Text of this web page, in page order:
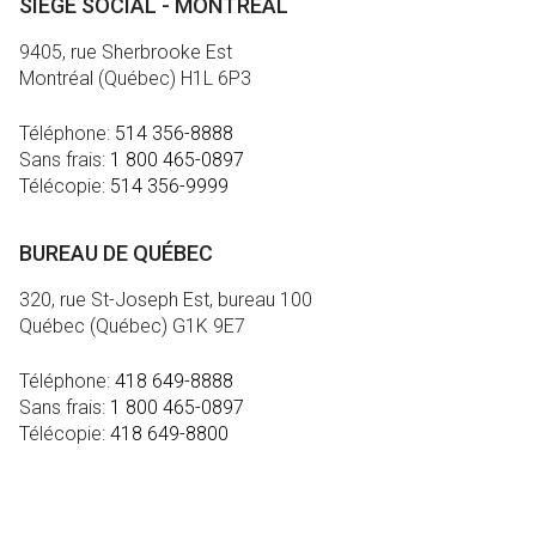
SIÈGE SOCIAL - MONTRÉAL
9405, rue Sherbrooke Est
Montréal (Québec) H1L 6P3
Téléphone: 514 356-8888
Sans frais: 1 800 465-0897
Télécopie: 514 356-9999
BUREAU DE QUÉBEC
320, rue St-Joseph Est, bureau 100
Québec (Québec) G1K 9E7
Téléphone: 418 649-8888
Sans frais: 1 800 465-0897
Télécopie: 418 649-8800